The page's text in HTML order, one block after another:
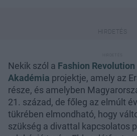
Nekik szól a Fashion Revolution
Akadémia projektje, amely az
része, és amelyben
21. század, de főleg az elmúlt
tükrében elmondható, hogy
szükség a divattal kapcsolatos